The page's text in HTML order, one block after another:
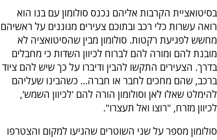
בסיטואציית הקרבות אליהם נכנס סולומון עם בנו הוא
רואה עשרות כלי רכב ובתוכם צעירים מגוננים על ראשיהם
מחשש לפגיעת רקטות. סולומון מבין שהסיטואציה לא
מובנת להם ומורה להם לברוח לכיוון השדות כי מחבלים
בדרך. הצעירים התקשו להבין ודיברו על כך שיש להם ציוד
ברכב, שהם מחכים לחבר או חברה... כשהבינו שעליהם
להימלט שאלו לאן וסולומון הורה להם 'לכיוון השמש',
לכיוון מזרח, "רוצו ואל תעצרו".
סולומון מספר על שני השוטרים שהגיעו למקום והצטרפו